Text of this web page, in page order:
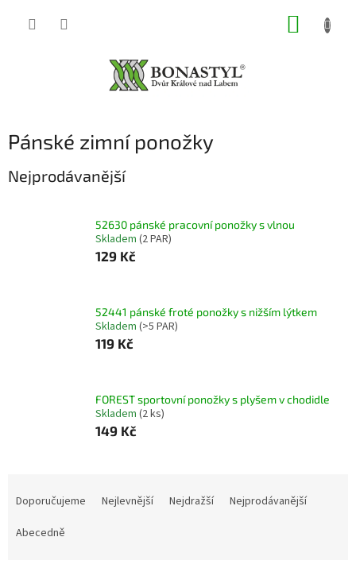
Pánské zimní ponožky
Nejprodávanější
52630 pánské pracovní ponožky s vlnou
Skladem (2 PAR)
129 Kč
52441 pánské froté ponožky s nižším lýtkem
Skladem (>5 PAR)
119 Kč
FOREST sportovní ponožky s plyšem v chodidle
Skladem (2 ks)
149 Kč
Doporučujeme Nejlevnější Nejdražší
Nejprodávanější
Abecedně